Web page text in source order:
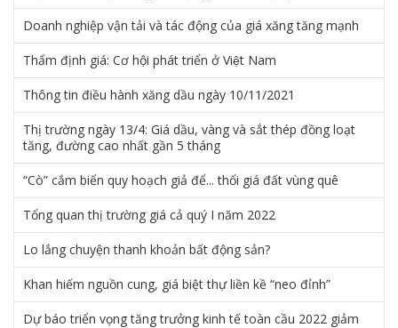
Doanh nghiệp vận tải và tác động của giá xăng tăng mạnh
Thẩm định giá: Cơ hội phát triển ở Việt Nam
Thông tin điều hành xăng dầu ngày 10/11/2021
Thị trường ngày 13/4: Giá dầu, vàng và sắt thép đồng loạt
tăng, đường cao nhất gần 5 tháng
“Cò” cắm biển quy hoạch giả để... thổi giá đất vùng quê
Tổng quan thị trường giá cả quý I năm 2022
Lo lắng chuyện thanh khoản bất động sản?
Khan hiếm nguồn cung, giá biệt thự liền kề “neo đỉnh”
Dự báo triển vọng tăng trưởng kinh tế toàn cầu 2022 giảm